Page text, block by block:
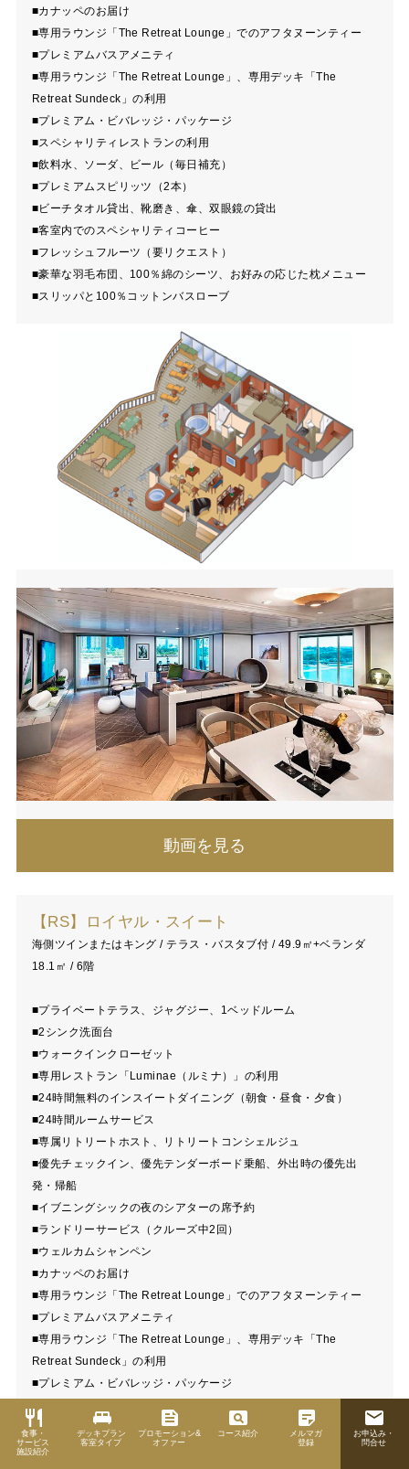
restaurant
食事・
サービス
施設紹介
king_bed
デッキプラン
客室タイプ
feed
プロモーション&
オファー
pageview
コース紹介
sticky_note_2
メルマガ
登録
email
お申込み・
問合せ
■カナッペのお届け
■専用ラウンジ「The Retreat Lounge」でのアフタヌーンティー
■プレミアムバスアメニティ
■専用ラウンジ「The Retreat Lounge」、専用デッキ「The
Retreat Sundeck」の利用
■プレミアム・ビバレッジ・パッケージ
■スペシャリティレストランの利用
■飲料水、ソーダ、ビール（毎日補充）
■プレミアムスピリッツ（2本）
■ビーチタオル貸出、靴磨き、傘、双眼鏡の貸出
■客室内でのスペシャリティコーヒー
■フレッシュフルーツ（要リクエスト）
■豪華な羽毛布団、100％綿のシーツ、お好みの応じた枕メニュー
■スリッパと100％コットンバスローブ
動画を見る
【RS】ロイヤル・スイート
海側ツインまたはキング / テラス・バスタブ付 / 49.9㎡+ベランダ
18.1㎡ / 6階
■プライベートテラス、ジャグジー、1ベッドルーム
■2シンク洗面台
■ウォークインクローゼット
■専用レストラン「Luminae（ルミナ）」の利用
■24時間無料のインスイートダイニング（朝食・昼食・夕食）
■24時間ルームサービス
■専属リトリートホスト、リトリートコンシェルジュ
■優先チェックイン、優先テンダーボード乗船、外出時の優先出
発・帰船
■イブニングシックの夜のシアターの席予約
■ランドリーサービス（クルーズ中2回）
■ウェルカムシャンペン
■カナッペのお届け
■専用ラウンジ「The Retreat Lounge」でのアフタヌーンティー
■プレミアムバスアメニティ
■専用ラウンジ「The Retreat Lounge」、専用デッキ「The
Retreat Sundeck」の利用
■プレミアム・ビバレッジ・パッケージ
■飲料水、ソーダ、ビール（毎日補充）
■プレミアムスピリッツ（2本）